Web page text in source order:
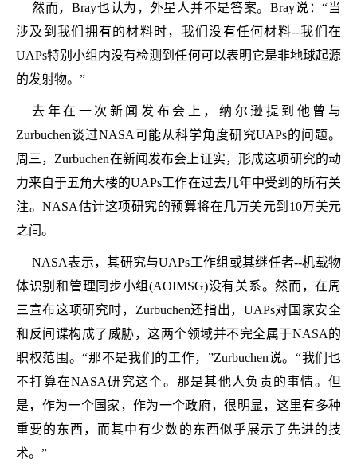
然而，Bray也认为，外星人并不是答案。Bray说：“当
涉及到我们拥有的材料时，我们没有任何材料--我们在
UAPs特别小组内没有检测到任何可以表明它是非地球起源
的发射物。”
去年在一次新闻发布会上，纳尔逊提到他曾与
Zurbuchen谈过NASA可能从科学角度研究UAPs的问题。
周三，Zurbuchen在新闻发布会上证实，形成这项研究的动
力来自于五角大楼的UAPs工作在过去几年中受到的所有关
注。NASA估计这项研究的预算将在几万美元到10万美元
之间。
NASA表示，其研究与UAPs工作组或其继任者--机载物
体识别和管理同步小组(AOIMSG)没有关系。然而，在周
三宣布这项研究时，Zurbuchen还指出，UAPs对国家安全
和反间谍构成了威胁，这两个领域并不完全属于NASA的
职权范围。“那不是我们的工作，”Zurbuchen说。“我们也
不打算在NASA研究这个。那是其他人负责的事情。但
是，作为一个国家，作为一个政府，很明显，这里有多种
重要的东西，而其中有少数的东西似乎展示了先进的技
术。”